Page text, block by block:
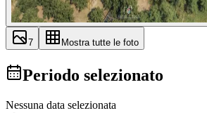
7 Mostra tutte le foto
Periodo selezionato
Nessuna data selezionata